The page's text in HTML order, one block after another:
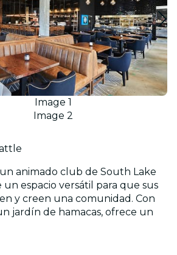
Image 1
Image 2
animado club de South Lake
espacio versátil para que sus
y creen una comunidad. Con
jardín de hamacas, ofrece un